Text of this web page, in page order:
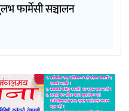
फार्मेसी सञ्चालन